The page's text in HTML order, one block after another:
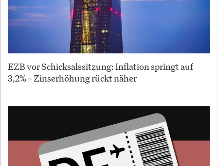
EZB vor Schicksalssitzung: Inflation springt auf
3,2% – Zinserhöhung rückt näher